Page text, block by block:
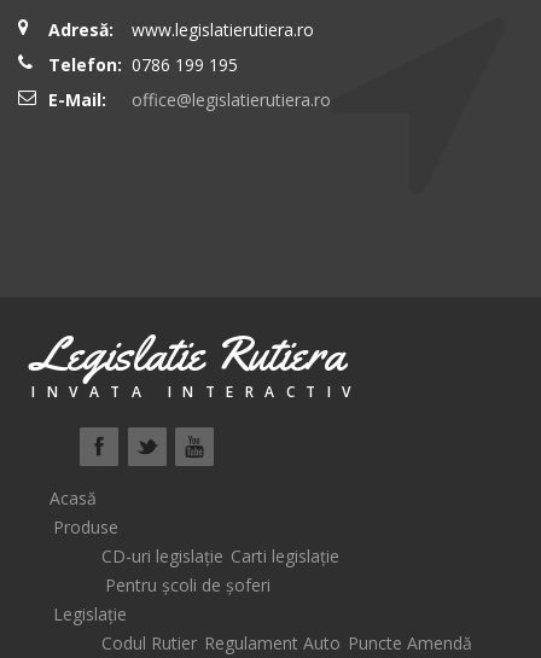
Adresă:
www.legislatierutiera.ro
Telefon: 0786 199 195
E-Mail:
office@legislatierutiera.ro
Legislatie Rutiera
INVATA INTERACTIV
Acasă
Produse
CD-uri legislație Carti legislație
Pentru școli de șoferi
Legislație
Codul Rutier Regulament Auto Puncte Amendă